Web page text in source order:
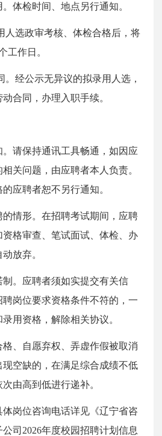
体检时间、地点另行通知。
人选政审考核、体检合格后，将
工作日。
。经公示无异议的拟录用人选，
合同，办理入职手续。
。请保持通讯工具畅通，如因应
关问题，由应聘者本人负责。
应聘者恕不另行通知。
的情形。在招聘考试期间，应聘
格审查、笔试面试、体检、办
放弃。
制。应聘者须如实提交有关信
岗位要求资格条件不符的，一
用资格，解除相关协议。
、自愿弃权、弄虚作假被取消
空缺的，在满足综合成绩不低
由高到低进行递补。
体岗位咨询电话详见《辽宁省咨
司2026年度校园招聘计划信息